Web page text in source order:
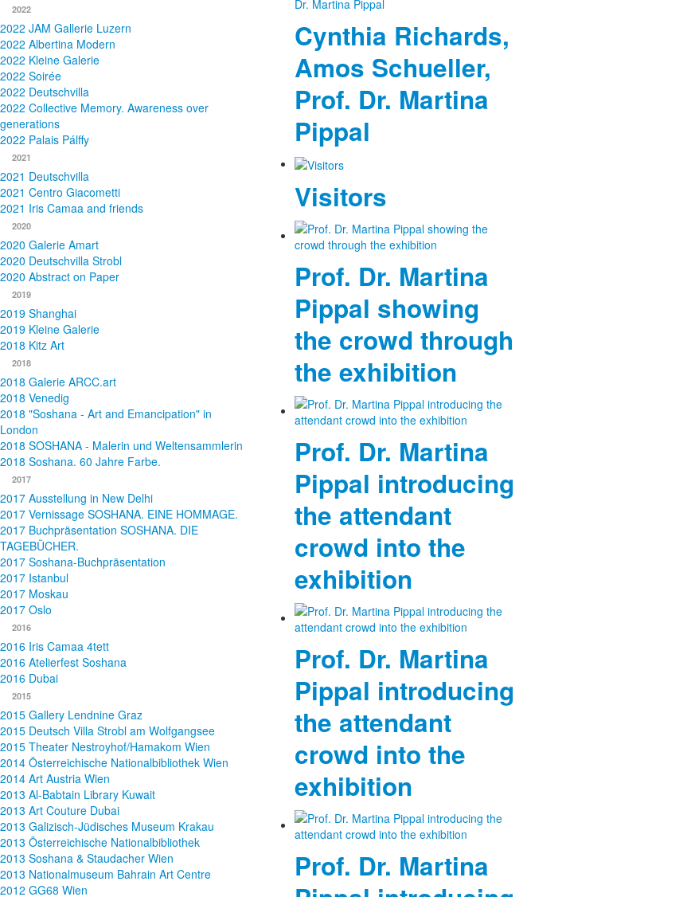
2022
2022 JAM Gallerie Luzern
2022 Albertina Modern
2022 Kleine Galerie
2022 Soirée
2022 Deutschvilla
2022 Collective Memory. Awareness over
generations
2022 Palais Pálffy
2021
2021 Deutschvilla
2021 Centro Giacometti
2021 Iris Camaa and friends
2020
2020 Galerie Amart
2020 Deutschvilla Strobl
2020 Abstract on Paper
2019
2019 Shanghai
2019 Kleine Galerie
2018 Kitz Art
2018
2018 Galerie ARCC.art
2018 Venedig
2018 "Soshana - Art and Emancipation" in
London
2018 SOSHANA - Malerin und Weltensammlerin
2018 Soshana. 60 Jahre Farbe.
2017
2017 Ausstellung in New Delhi
2017 Vernissage SOSHANA. EINE HOMMAGE.
2017 Buchpräsentation SOSHANA. DIE
TAGEBÜCHER.
2017 Soshana-Buchpräsentation
2017 Istanbul
2017 Moskau
2017 Oslo
2016
2016 Iris Camaa 4tett
2016 Atelierfest Soshana
2016 Dubai
2015
2015 Gallery Lendnine Graz
2015 Deutsch Villa Strobl am Wolfgangsee
2015 Theater Nestroyhof/Hamakom Wien
2014 Österreichische Nationalbibliothek Wien
2014 Art Austria Wien
2013 Al-Babtain Library Kuwait
2013 Art Couture Dubai
2013 Galizisch-Jüdisches Museum Krakau
2013 Österreichische Nationalbibliothek
2013 Soshana & Staudacher Wien
2013 Nationalmuseum Bahrain Art Centre
2012 GG68 Wien
Cynthia Richards,
Amos Schueller,
Prof. Dr. Martina
Pippal
Visitors
Prof. Dr. Martina
Pippal showing
the crowd through
the exhibition
Prof. Dr. Martina
Pippal introducing
the attendant
crowd into the
exhibition
Prof. Dr. Martina
Pippal introducing
the attendant
crowd into the
exhibition
Prof. Dr. Martina